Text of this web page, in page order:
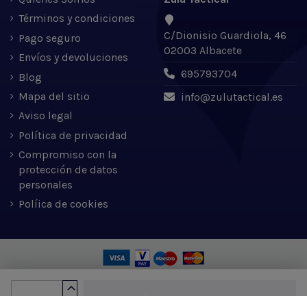
Términos y condiciones
Pago seguro
Envíos y devoluciones
Blog
Mapa del sitio
Aviso legal
Política de privacidad
Compromiso con la
protección de datos
personales
Políica de cookies
C/Dionisio Guardiola, 46
02003 Albacete
695793704
info@zulutactical.es
Zulu Tactical S.L. © 2022 | Desarrollado por Expertic